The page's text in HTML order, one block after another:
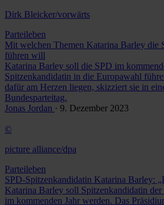
Dirk Bleicker/vorwärts
Parteileben
Mit welchen Themen Katarina Barley die
führen will
Katarina Barley soll die SPD im
Spitzenkandidatin in die Europawahl
dafür am Herzen liegen, skizziert sie in
Bundesparteitag.
Jonas Jordan · 9. Dezember 2023
©
picture alliance/dpa
Parteileben
SPD-Spitzenkandidatin Katarina Barley:
Katarina Barley soll Spitzenkandidatin
im kommenden Jahr werden. Das